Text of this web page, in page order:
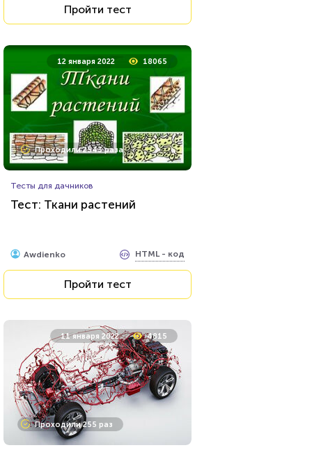
Пройти тест
12 января 2022 18065
Проходили 2543 раза
Тесты для дачников
Тест: Ткани растений
Awdienko HTML - код
Пройти тест
11 января 2022 4815
Проходили 255 раз